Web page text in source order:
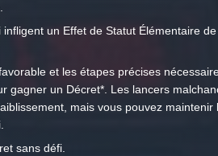
un Effet de Statut Élémentaire
et les étapes précises
gagner un Décret*. Les lancers
mais vous pouvez maintenir
sans défi.